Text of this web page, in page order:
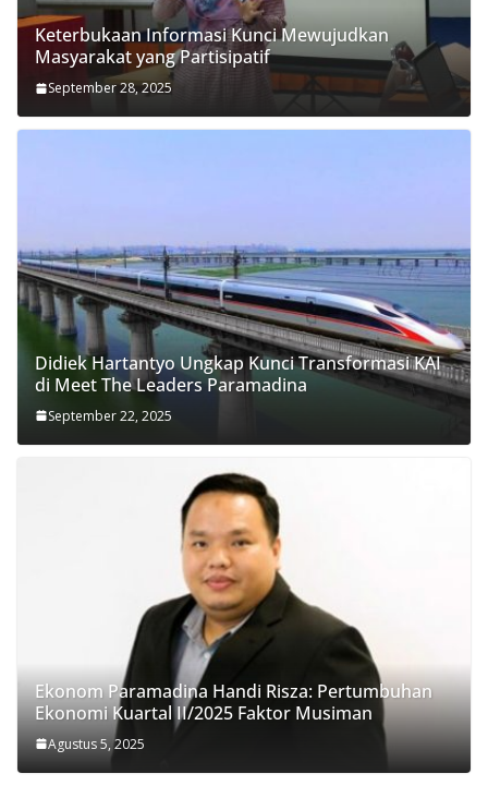
Keterbukaan Informasi Kunci Mewujudkan
Masyarakat yang Partisipatif
September 28, 2025
Didiek Hartantyo Ungkap Kunci Transformasi KAI
di Meet The Leaders Paramadina
September 22, 2025
Ekonom Paramadina Handi Risza: Pertumbuhan
Ekonomi Kuartal II/2025 Faktor Musiman
Agustus 5, 2025